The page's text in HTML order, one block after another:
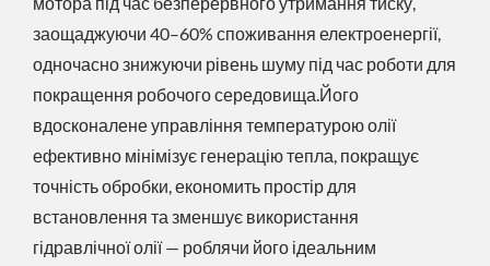
заощаджуючи 40–60% споживання електроенергії,
одночасно знижуючи рівень шуму під час роботи для
покращення робочого середовища.Його
вдосконалене управління температурою олії
ефективно мінімізує генерацію тепла, покращує
точність обробки, економить простір для
встановлення та зменшує використання
гідравлічної олії — роблячи його ідеальним